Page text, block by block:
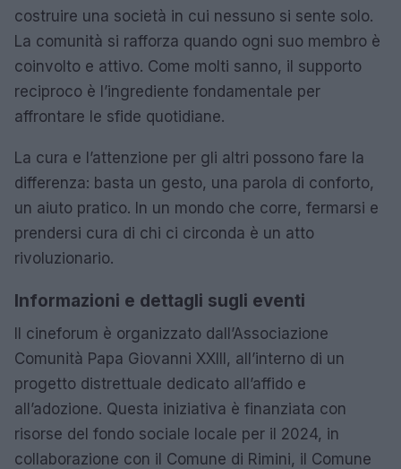
costruire una società in cui nessuno si sente solo.
La comunità si rafforza quando ogni suo membro è
coinvolto e attivo. Come molti sanno, il supporto
reciproco è l’ingrediente fondamentale per
affrontare le sfide quotidiane.
La cura e l’attenzione per gli altri possono fare la
differenza: basta un gesto, una parola di conforto,
un aiuto pratico. In un mondo che corre, fermarsi e
prendersi cura di chi ci circonda è un atto
rivoluzionario.
Informazioni e dettagli sugli eventi
Il cineforum è organizzato dall’Associazione
Comunità Papa Giovanni XXIII, all’interno di un
progetto distrettuale dedicato all’affido e
all’adozione. Questa iniziativa è finanziata con
risorse del fondo sociale locale per il 2024, in
collaborazione con il Comune di Rimini, il Comune